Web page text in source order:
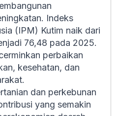
Indeks
(IPM) Kutim naik dari
76,48 pada 2025.
perbaikan
kesehatan, dan
dan perkebunan
yang semakin